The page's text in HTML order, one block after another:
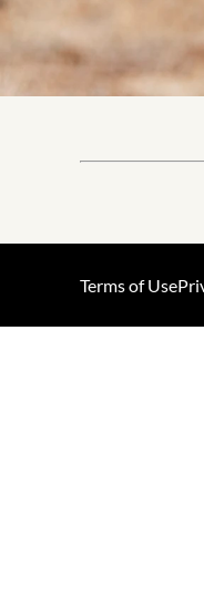
Terms of Use